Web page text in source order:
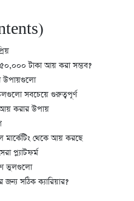
৫০,০০০ টাকা আয় করা সম্ভব?
উপায়গুলো
সবচেয়ে গুরুত্বপূর্ণ
আয় করার উপায়
মার্কেটিং থেকে আয় করছে
প্ল্যাটফর্ম
ভুলগুলো
সঠিক ক্যারিয়ার?